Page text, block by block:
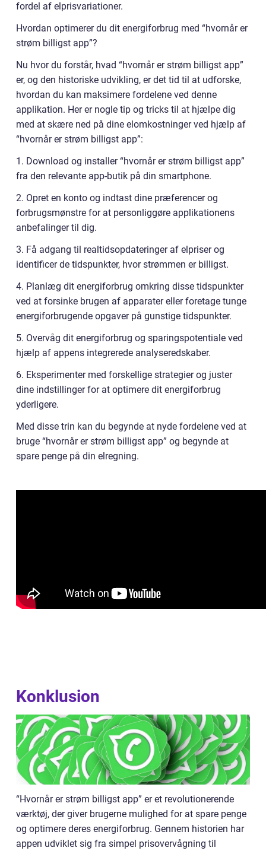
fordel af elprisvariationer.
Hvordan optimerer du dit energiforbrug med “hvornår er
strøm billigst app”?
Nu hvor du forstår, hvad “hvornår er strøm billigst app”
er, og den historiske udvikling, er det tid til at udforske,
hvordan du kan maksimere fordelene ved denne
applikation. Her er nogle tip og tricks til at hjælpe dig
med at skære ned på dine elomkostninger ved hjælp af
“hvornår er strøm billigst app”:
1. Download og installer “hvornår er strøm billigst app”
fra den relevante app-butik på din smartphone.
2. Opret en konto og indtast dine præferencer og
forbrugsmønstre for at personliggøre applikationens
anbefalinger til dig.
3. Få adgang til realtidsopdateringer af elpriser og
identificer de tidspunkter, hvor strømmen er billigst.
4. Planlæg dit energiforbrug omkring disse tidspunkter
ved at forsinke brugen af apparater eller foretage tunge
energiforbrugende opgaver på gunstige tidspunkter.
5. Overvåg dit energiforbrug og sparingspotentiale ved
hjælp af appens integrerede analyseredskaber.
6. Eksperimenter med forskellige strategier og juster
dine indstillinger for at optimere dit energiforbrug
yderligere.
Med disse trin kan du begynde at nyde fordelene ved at
bruge “hvornår er strøm billigst app” og begynde at
spare penge på din elregning.
Konklusion
“Hvornår er strøm billigst app” er et revolutionerende
værktøj, der giver brugerne mulighed for at spare penge
og optimere deres energiforbrug. Gennem historien har
appen udviklet sig fra simpel prisovervågning til